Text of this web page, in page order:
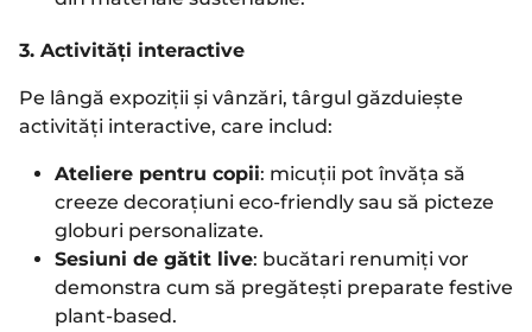
3. Activități interactive
Pe lângă expoziții și vânzări, târgul găzduiește
activități interactive, care includ:
Ateliere pentru copii: micuții pot învăța să
creeze decorațiuni eco-friendly sau să picteze
globuri personalizate.
Sesiuni de gătit live: bucătari renumiți vor
demonstra cum să pregătești preparate festive
plant-based.